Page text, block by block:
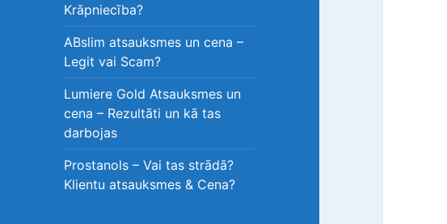
Krāpniecība?
ABslim atsauksmes un cena –
Legit vai Scam?
Lumiere Gold Atsauksmes un
cena – Rezultāti un kā tas
darbojas
Prostanols – Vai tas strādā?
Klientu atsauksmes & Cena?